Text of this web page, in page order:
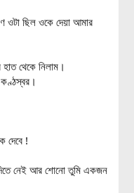
ওটা ছিল ওকে দেয়া আমার
থেকে নিলাম।
কণ্ঠস্বর।
দেবে !
দিতে নেই আর শোনো তুমি একজন